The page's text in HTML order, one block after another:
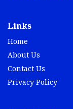
Links
Home
About Us
Contact Us
Privacy Policy